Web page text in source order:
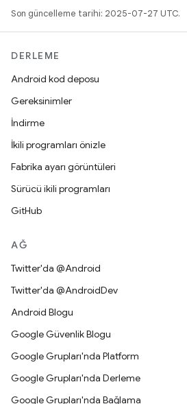
Son güncelleme tarihi: 2025-07-27 UTC.
DERLEME
Android kod deposu
Gereksinimler
İndirme
İkili programları önizle
Fabrika ayarı görüntüleri
Sürücü ikili programları
GitHub
AĞ
Twitter'da @Android
Twitter'da @AndroidDev
Android Blogu
Google Güvenlik Blogu
Google Grupları'nda Platform
Google Grupları'nda Derleme
Google Grupları'nda Bağlama